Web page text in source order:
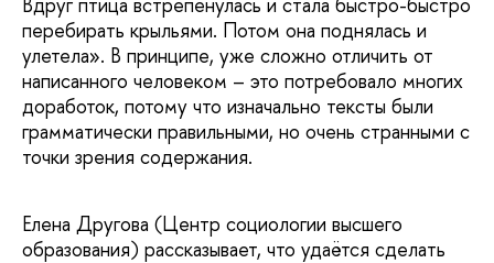
перебирать крыльями. Потом она поднялась и
улетела». В принципе, уже сложно отличить от
написанного человеком – это потребовало многих
доработок, потому что изначально тексты были
грамматически правильными, но очень странными с
точки зрения содержания.
Елена Другова (Центр социологии высшего
образования) рассказывает, что удаётся сделать